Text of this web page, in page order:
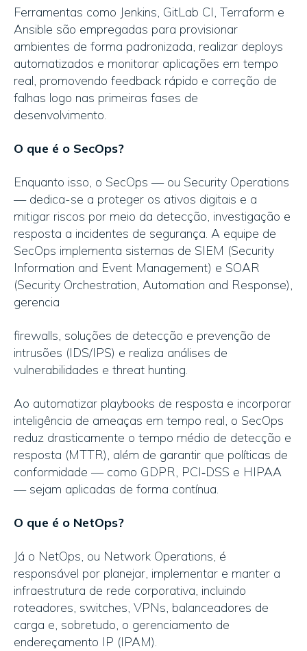
Ferramentas como Jenkins, GitLab CI, Terraform e
Ansible são empregadas para provisionar
ambientes de forma padronizada, realizar deploys
automatizados e monitorar aplicações em tempo
real, promovendo feedback rápido e correção de
falhas logo nas primeiras fases de
desenvolvimento.
O que é o SecOps?
Enquanto isso, o SecOps — ou Security Operations
— dedica-se a proteger os ativos digitais e a
mitigar riscos por meio da detecção, investigação e
resposta a incidentes de segurança. A equipe de
SecOps implementa sistemas de SIEM (Security
Information and Event Management) e SOAR
(Security Orchestration, Automation and Response),
gerencia
firewalls, soluções de detecção e prevenção de
intrusões (IDS/IPS) e realiza análises de
vulnerabilidades e threat hunting.
Ao automatizar playbooks de resposta e incorporar
inteligência de ameaças em tempo real, o SecOps
reduz drasticamente o tempo médio de detecção e
resposta (MTTR), além de garantir que políticas de
conformidade — como GDPR, PCI‑DSS e HIPAA
— sejam aplicadas de forma contínua.
O que é o NetOps?
Já o NetOps, ou Network Operations, é
responsável por planejar, implementar e manter a
infraestrutura de rede corporativa, incluindo
roteadores, switches, VPNs, balanceadores de
carga e, sobretudo, o gerenciamento de
endereçamento IP (IPAM).